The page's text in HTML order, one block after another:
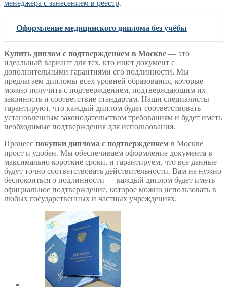
менеджера с занесением в реестр.
Оформление медицинского диплома без учёбы
Купить диплом с подтверждением в Москве — это
идеальный вариант для тех, кто ищет документ с
дополнительными гарантиями его подлинности. Мы
предлагаем дипломы всех уровней образования, которые
можно получить с подтверждением, подтверждающим их
законность и соответствие стандартам. Наши специалисты
гарантируют, что каждый диплом будет соответствовать
установленным законодательством требованиям и будет иметь
необходимые подтверждения для использования.
Процесс покупки диплома с подтверждением в Москве
прост и удобен. Мы обеспечиваем оформление документа в
максимально короткие сроки, и гарантируем, что все данные
будут точно соответствовать действительности. Вам не нужно
беспокоиться о подлинности — каждый диплом будет иметь
официальное подтверждение, которое можно использовать в
любых государственных и частных учреждениях.